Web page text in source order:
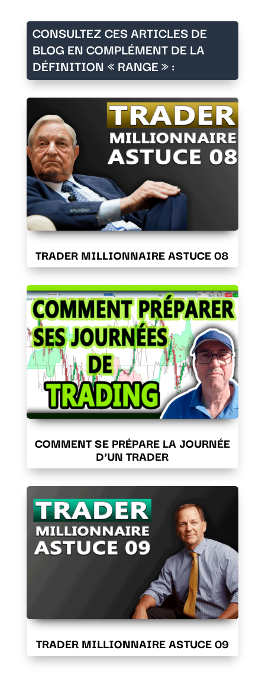
CONSULTEZ CES ARTICLES DE
BLOG EN COMPLÉMENT DE LA
DÉFINITION « RANGE » :
TRADER MILLIONNAIRE ASTUCE 08
COMMENT SE PRÉPARE LA JOURNÉE
D’UN TRADER
TRADER MILLIONNAIRE ASTUCE 09